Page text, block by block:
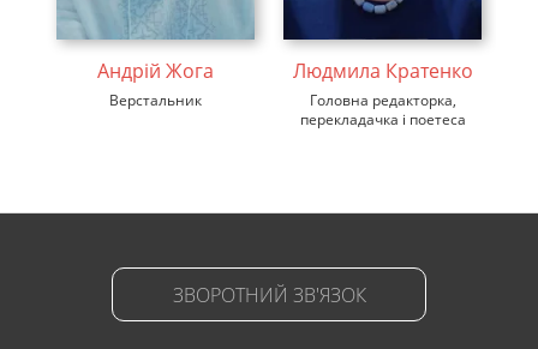
Андрій Жога
Верстальник
Людмила Кратенко
Головна редакторка,
перекладачка і поетеса
ЗВОРОТНИЙ ЗВ'ЯЗОК